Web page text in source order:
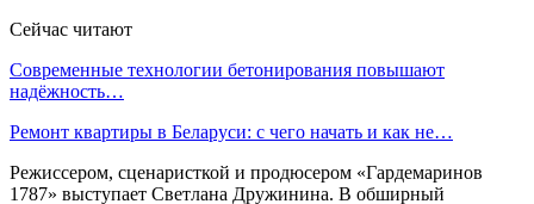
Сейчас читают
Современные технологии бетонирования повышают
надёжность…
Ремонт квартиры в Беларуси: с чего начать и как не…
Режиссером, сценаристкой и продюсером «Гардемаринов
1787» выступает Светлана Дружинина. В обширный